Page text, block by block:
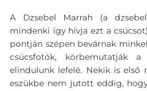
A Dzsebel Marrah (a
mindenki így hívja ezt a
pontján szépen bevárnak
csúcsfotók, körbemutatják a
elindulunk lefelé. Nekik is első
eszükbe nem jutott eddig,